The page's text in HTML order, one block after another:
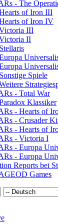
- The
of Iron III
of Iron IV
III
II
Spiele
- Total War
Klassiker
- Hearts of
- Crusader
- Hearts of
- Victoria I
- Europa
- Europa
Reports bei
Games